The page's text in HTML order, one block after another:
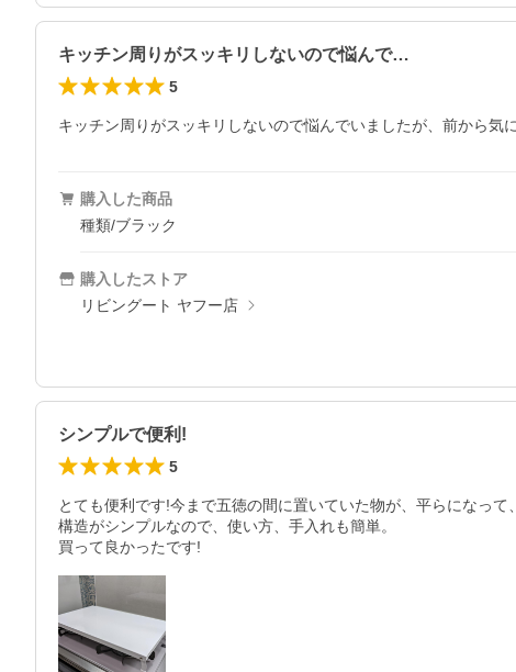
キッチン周りがスッキリしないので悩んで…
5
キッチン周りがスッキリしないので悩んでいましたが、前から気
購入した商品
種類/ブラック
購入したストア
リビングート ヤフー店
シンプルで便利!
5
とても便利です!今まで五徳の間に置いていた物が、平らになって
構造がシンプルなので、使い方、手入れも簡単。
買って良かったです!